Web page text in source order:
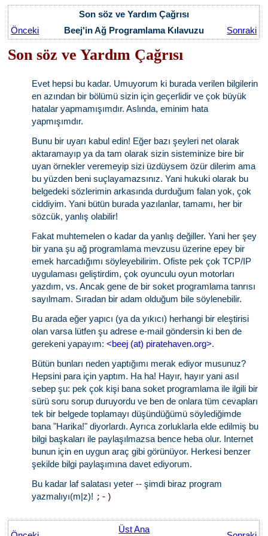
Son söz ve Yardım Çağrısı
Önceki
Beej'in Ağ Programlama Kılavuzu Sonraki
Son söz ve Yardım Çağrısı
Evet hepsi bu kadar. Umuyorum ki burada verilen bilgilerin
en azından bir bölümü sizin için geçerlidir ve çok büyük
hatalar yapmamışımdır. Aslında, eminim hata
yapmışımdır.
Bunu bir uyarı kabul edin! Eğer bazı şeyleri net olarak
aktaramayıp ya da tam olarak sizin sisteminize bire bir
uyan örnekler veremeyip sizi üzdüysem özür dilerim ama
bu yüzden beni suçlayamazsınız. Yani hukuki olarak bu
belgedeki sözlerimin arkasında durduğum falan yok, çok
ciddiyim. Yani bütün burada yazılanlar, tamamı, her bir
sözcük, yanlış olabilir!
Fakat muhtemelen o kadar da yanlış değiller. Yani her şey
bir yana şu ağ programlama mevzusu üzerine epey bir
emek harcadığımı söyleyebilirim. Ofiste pek çok TCP/IP
uygulaması geliştirdim, çok oyunculu oyun motorları
yazdım, vs. Ancak gene de bir soket programlama tanrısı
sayılmam. Sıradan bir adam olduğum bile söylenebilir.
Bu arada eğer yapıcı (ya da yıkıcı) herhangi bir eleştirisi
olan varsa lütfen şu adrese e-mail göndersin ki ben de
gerekeni yapayım:<beej (at) piratehaven.org>.
Bütün bunları neden yaptığımı merak ediyor musunuz?
Hepsini para için yaptım. Ha ha! Hayır, hayır yani asıl
sebep şu: pek çok kişi bana soket programlama ile ilgili bir
sürü soru sorup duruyordu ve ben de onlara tüm cevapları
tek bir belgede toplamayı düşündüğümü söylediğimde
bana "Harika!" diyorlardı. Ayrıca zorluklarla elde edilmiş bu
bilgi başkaları ile paylaşılmazsa bence heba olur. Internet
bunun için en uygun araç gibi görünüyor. Herkesi benzer
şekilde bilgi paylaşımına davet ediyorum.
Bu kadar laf salatası yeter -- şimdi biraz program
yazmalıyı(m|z)! ;-)
Üst Ana